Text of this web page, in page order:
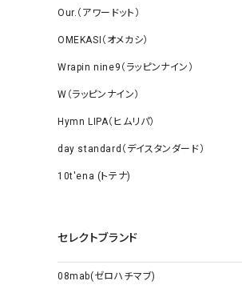
Our.（アワードット）
OMEKASI（オメカシ）
Wrapin nine9（ラッピンナイン）
W（ラッピンナイン）
Hymn LIPA（ヒムリパ）
day standard（デイスタンダード）
10t'ena (トテナ)
セレクトブランド
08mab(ゼロハチマブ)